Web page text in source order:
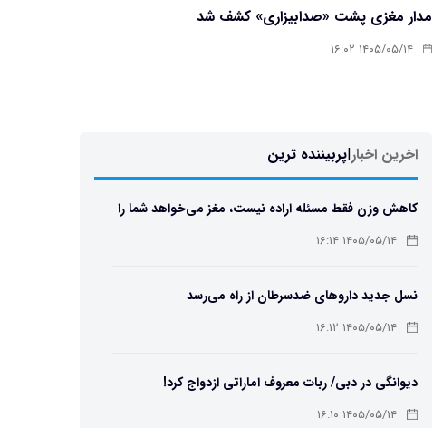
مدار مغزی پشت «صدابیزاری» کشف شد
۱۴۰۵/۰۵/۱۴ ۱۶:۰۲
اخرین اخبار|پربیننده ترین
کاهش وزن فقط مسئله اراده نیست، مغز می‌خواهد شما را
چاق نگه دارد
۱۴۰۵/۰۵/۱۴ ۱۶:۱۴
نسل جدید داروهای ضدسرطان از راه می‌رسد
۱۴۰۵/۰۵/۱۴ ۱۶:۱۲
دیوانگی در دبی/ ربات معروف اماراتی ازدواج کرد!
۱۴۰۵/۰۵/۱۴ ۱۶:۱۰